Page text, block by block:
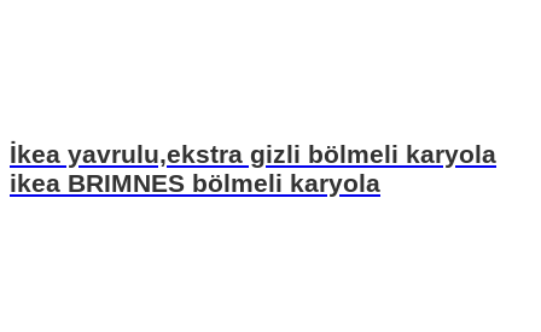
İkea yavrulu,ekstra gizli bölmeli karyola
ikea BRIMNES bölmeli karyola